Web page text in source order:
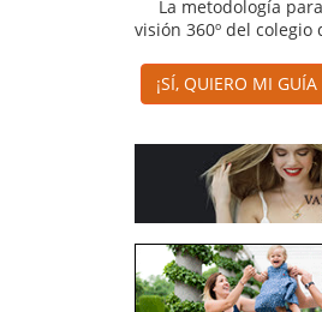
La metodología
visión 360º del colegio
¡SÍ, QUIERO MI